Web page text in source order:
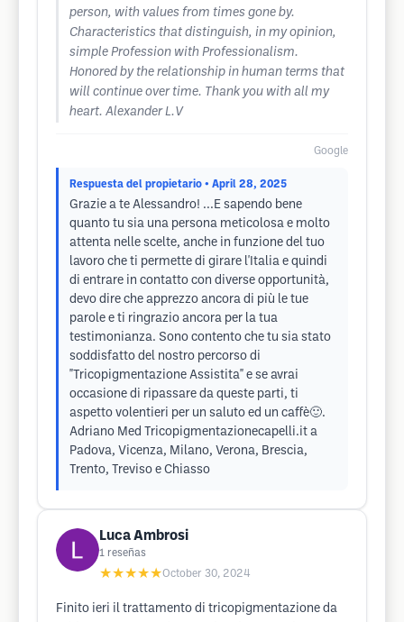
person, with values ​​from times gone by.
Characteristics that distinguish, in my opinion,
simple Profession with Professionalism.
Honored by the relationship in human terms that
will continue over time. Thank you with all my
heart. Alexander L.V
Google
Respuesta del propietario • April 28, 2025
Grazie a te Alessandro! ...E sapendo bene
quanto tu sia una persona meticolosa e molto
attenta nelle scelte, anche in funzione del tuo
lavoro che ti permette di girare l'Italia e quindi
di entrare in contatto con diverse opportunità,
devo dire che apprezzo ancora di più le tue
parole e ti ringrazio ancora per la tua
testimonianza. Sono contento che tu sia stato
soddisfatto del nostro percorso di
"Tricopigmentazione Assistita" e se avrai
occasione di ripassare da queste parti, ti
aspetto volentieri per un saluto ed un caffè🙂.
Adriano Med Tricopigmentazionecapelli.it a
Padova, Vicenza, Milano, Verona, Brescia,
Trento, Treviso e Chiasso
Luca Ambrosi
1 reseñas
★★★★★October 30, 2024
Finito ieri il trattamento di tricopigmentazione da